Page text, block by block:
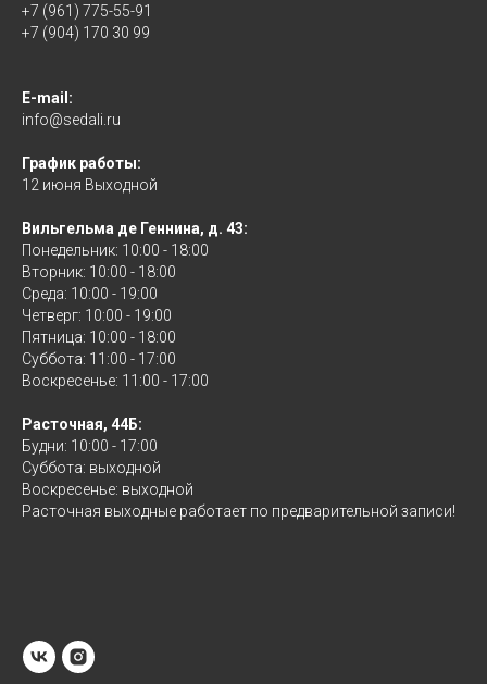
+7 (961) 775-55-91
+7 (904) 170 30 99
E-mail:
info@sedali.ru
График работы:
12 июня Выходной
Вильгельма де Геннина, д. 43:
Понедельник: 10:00 - 18:00
Вторник: 10:00 - 18:00
Среда: 10:00 - 19:00
Четверг: 10:00 - 19:00
Пятница: 10:00 - 18:00
Суббота: 11:00 - 17:00
Воскресенье: 11:00 - 17:00
Расточная, 44Б:
Будни: 10:00 - 17:00
Суббота: выходной
Воскресенье: выходной
Расточная выходные работает по предварительной записи!